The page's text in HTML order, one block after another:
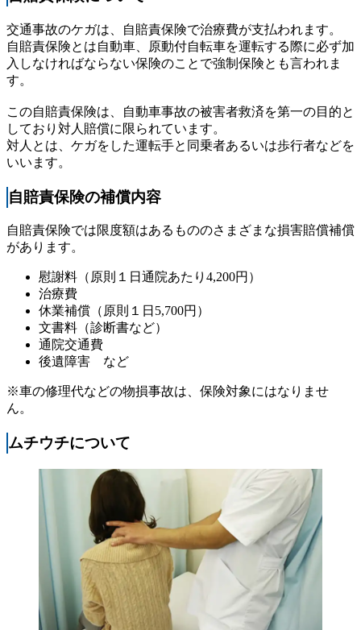
交通事故のケガは、自賠責保険で治療費が支払われます。
自賠責保険とは自動車、原動付自転車を運転する際に必ず加
入しなければならない保険のことで強制保険とも言われま
す。
この自賠責保険は、自動車事故の被害者救済を第一の目的と
しており対人賠償に限られています。
対人とは、ケガをした運転手と同乗者あるいは歩行者などを
いいます。
自賠責保険の補償内容
自賠責保険では限度額はあるもののさまざまな損害賠償補償
があります。
慰謝料（原則１日通院あたり4,200円）
治療費
休業補償（原則１日5,700円）
文書料（診断書など）
通院交通費
後遺障害 など
※車の修理代などの物損事故は、保険対象にはなりませ
ん。
ムチウチについて